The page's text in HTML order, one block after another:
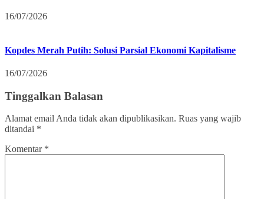
16/07/2026
Kopdes Merah Putih: Solusi Parsial Ekonomi Kapitalisme
16/07/2026
Tinggalkan Balasan
Alamat email Anda tidak akan dipublikasikan. Ruas yang wajib
ditandai *
Komentar *